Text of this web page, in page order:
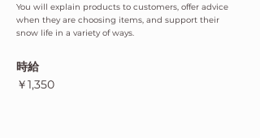
You will explain products to customers, offer advice
when they are choosing items, and support their
snow life in a variety of ways.
時給
￥1,350